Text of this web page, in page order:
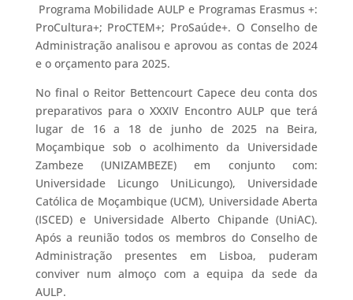
Programa Mobilidade AULP e Programas Erasmus +:
ProCultura+; ProCTEM+; ProSaúde+. O Conselho de
Administração analisou e aprovou as contas de 2024
e o orçamento para 2025.
No final o Reitor Bettencourt Capece deu conta dos
preparativos para o XXXIV Encontro AULP que terá
lugar de 16 a 18 de junho de 2025 na Beira,
Moçambique sob o acolhimento da Universidade
Zambeze (UNIZAMBEZE) em conjunto com:
Universidade Licungo UniLicungo), Universidade
Católica de Moçambique (UCM), Universidade Aberta
(ISCED) e Universidade Alberto Chipande (UniAC).
Após a reunião todos os membros do Conselho de
Administração presentes em Lisboa, puderam
conviver num almoço com a equipa da sede da
AULP.